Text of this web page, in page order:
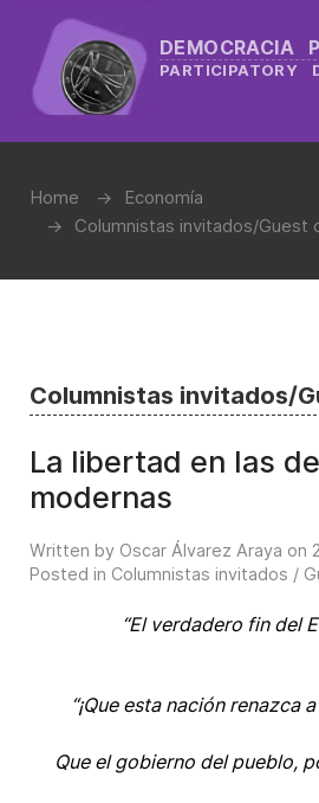
DEMOCRACIA
PARTICIPATORY
Home
Economía
Columnistas invitados/Guest
Columnistas invitados/
La libertad en las
modernas
Written by Oscar Álvarez Araya on
Posted in Columnistas invitados /
“El verdadero fin del
“¡Que esta nación renazca
Que el gobierno del pueblo,